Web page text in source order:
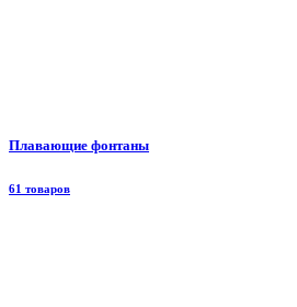
Плавающие фонтаны
61 товаров